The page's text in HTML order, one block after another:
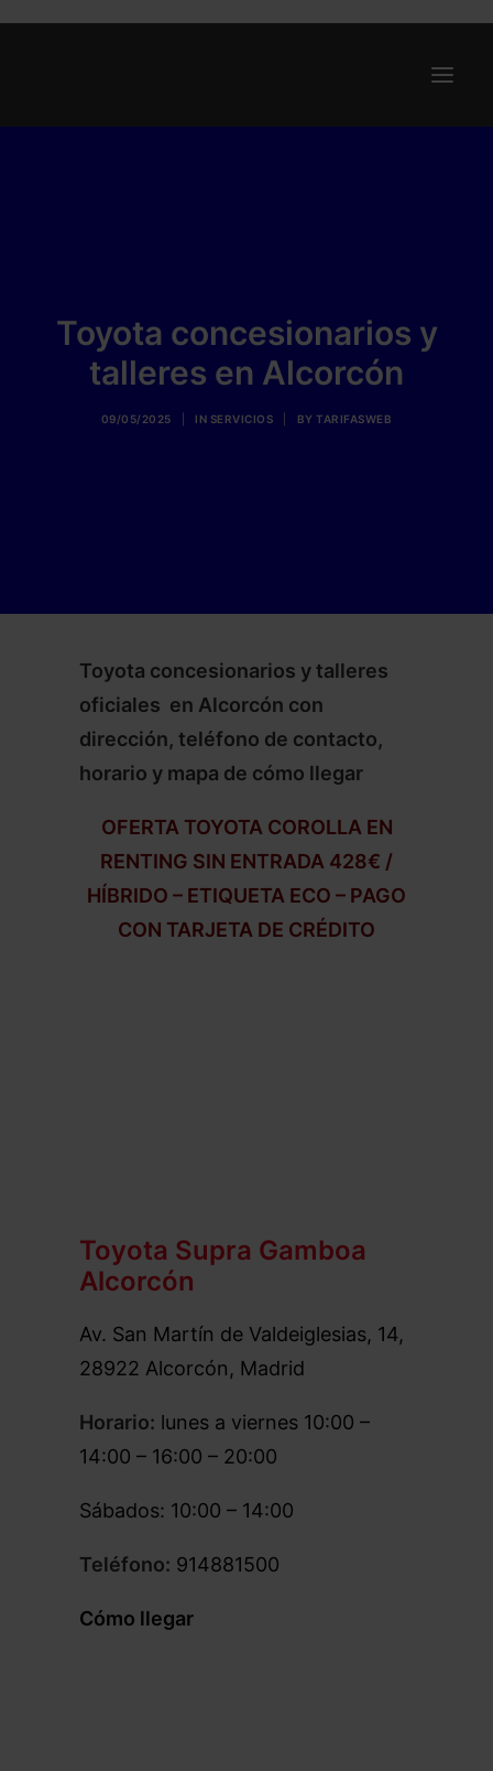
Renting
Compañías
Toyota concesionarios y
talleres en Alcorcón
09/05/2025 IN SERVICIOS BYTARIFASWEB
Toyota concesionarios y talleres
oficiales en Alcorcón con
dirección, teléfono de contacto,
horario y mapa de cómo llegar
OFERTA TOYOTA COROLLA EN
RENTING SIN ENTRADA 428€ /
HÍBRIDO – ETIQUETA ECO – PAGO
CON TARJETA DE CRÉDITO
Toyota Supra Gamboa
Alcorcón
Av. San Martín de Valdeiglesias, 14,
28922 Alcorcón, Madrid
Horario: lunes a viernes 10:00 –
14:00 – 16:00 – 20:00
Sábados: 10:00 – 14:00
Teléfono: 914881500
Cómo llegar